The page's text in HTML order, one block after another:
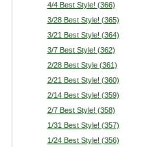
4/4 Best Style! (366)
3/28 Best Style! (365)
3/21 Best Style! (364)
3/7 Best Style! (362)
2/28 Best Style (361)
2/21 Best Style! (360)
2/14 Best Style! (359)
2/7 Best Style! (358)
1/31 Best Style! (357)
1/24 Best Style! (356)